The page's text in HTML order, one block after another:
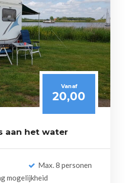
Vanaf
20,00
aan het water
Max. 8 personen
mogelijkheid